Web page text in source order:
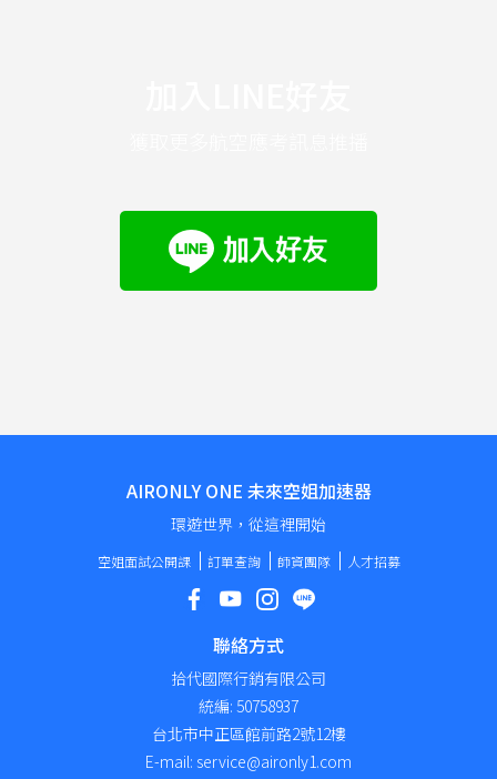
AIRONLY ONE 未來空姐加速器
環遊世界，從這裡開始
空姐面試公開課 訂單查詢 師資團隊 人才招募
聯絡方式
拾代國際行銷有限公司
統編: 50758937
台北市中正區館前路2號12樓
E-mail: service@aironly1.com